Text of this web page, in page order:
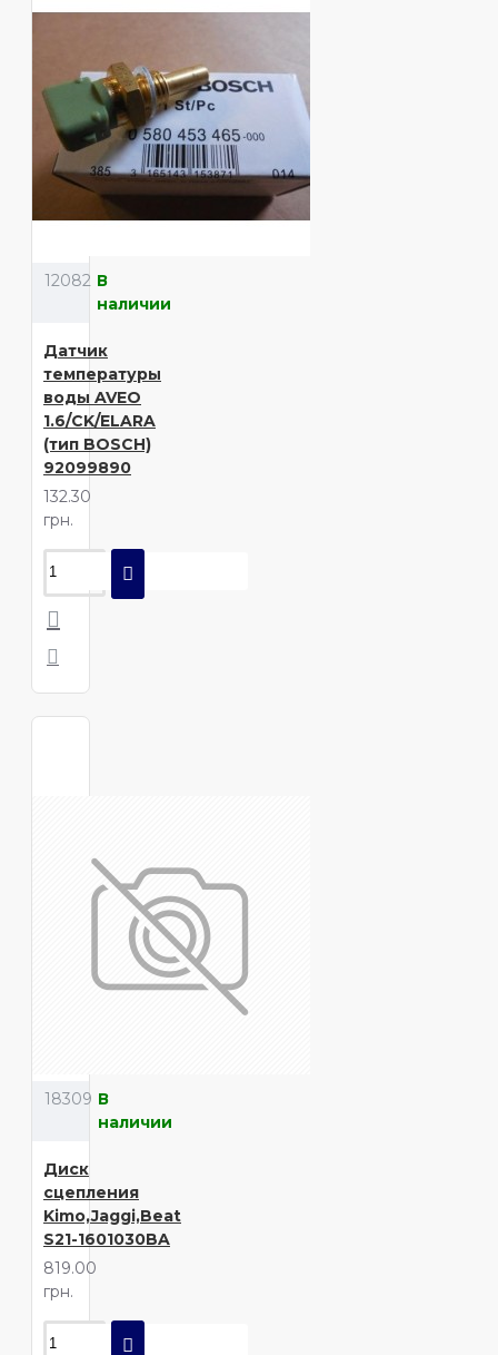
12082 В
наличии
Датчик
температуры
воды AVEO
1.6/CK/ELARA
(тип BOSCH)
92099890
132.30
грн.
18309 В
наличии
Диск
сцепления
Kimo,Jaggi,Beat
S21-1601030BA
819.00
грн.